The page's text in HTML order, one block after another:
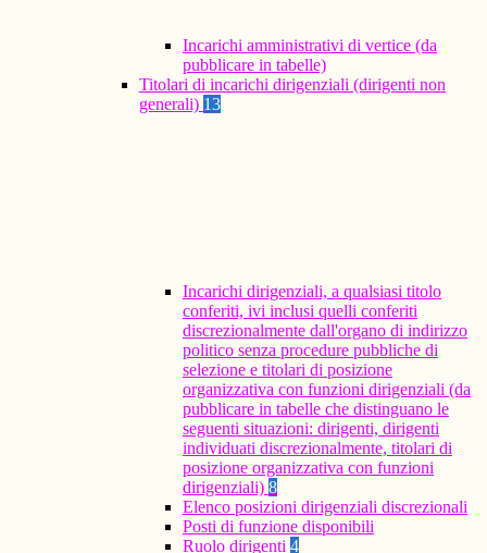
Incarichi amministrativi di vertice (da
pubblicare in tabelle)
Titolari di incarichi dirigenziali (dirigenti non
generali) 13
Incarichi dirigenziali, a qualsiasi titolo
conferiti, ivi inclusi quelli conferiti
discrezionalmente dall'organo di indirizzo
politico senza procedure pubbliche di
selezione e titolari di posizione
organizzativa con funzioni dirigenziali (da
pubblicare in tabelle che distinguano le
seguenti situazioni: dirigenti, dirigenti
individuati discrezionalmente, titolari di
posizione organizzativa con funzioni
dirigenziali) 8
Elenco posizioni dirigenziali discrezionali
Posti di funzione disponibili
Ruolo dirigenti 4